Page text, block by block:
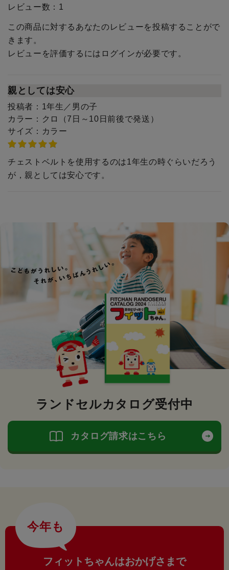
レビュー数： 1
この商品に対するあなたのレビューを投稿することがで
きます。
レビューを評価するには ログインが必要です。
親としては安心
投稿者： 1年生／男の子
カラー： クロ（7日～10日前後で発送）
サイズ： カラー
チェストベルトを使用するのは1年生の時ぐらいだろう
が，親としては安心です。
ランドセルカタログ受付中
カタログ請求はこちら
今年も
フィットちゃんはおかげさまで